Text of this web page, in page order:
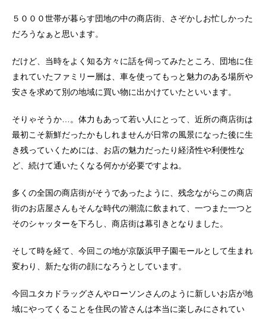
５０００世帯が暮らす団地の中の商店街、さぞかしお忙しかった
だろうなぁと思います。
だけど、当時をよく知る方々に話を伺ってみたところ、団地に住
まれていたファミリー層は、車を使ってもっと魅力のある場所や
安さを求めて別の地域に買い物に出かけていたといいます。
そりゃそうか…。体力もあって若い人にとって、近所の商店街は
最初こそ新鮮だったかもしれませんが日常の風景になった後に生
き残っていくためには、お店の魅力だったり経済性や利便性な
ど、続けて通いたくなる何かが必要ですよね。
多くの全国の商店街がそうであったように、残念ながらこの商店
街のお店屋さんもそんな時代の潮流に飲まれて、一つまた一つと
そのシャッターを下ろし、商店街は幕引きとなりました。
そして時を経て、今回この地が京阪浜甲子園モールとして生まれ
変わり、新たな街の顔になろうとしています。
今回ユタカドラッグさんやローソンさんのように新しいお店が地
域にやってくることを住民の皆さんは本当に楽しみにされてい